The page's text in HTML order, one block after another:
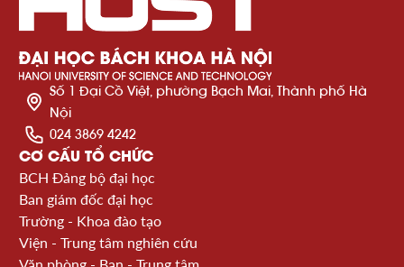
Số 1 Đại Cồ Việt, phường Bạch Mai, Thành phố Hà
Nội
024 3869 4242
CƠ CẤU TỔ CHỨC
BCH Đảng bộ đại học
Ban giám đốc đại học
Trường - Khoa đào tạo
Viện - Trung tâm nghiên cứu
Văn phòng - Ban - Trung tâm